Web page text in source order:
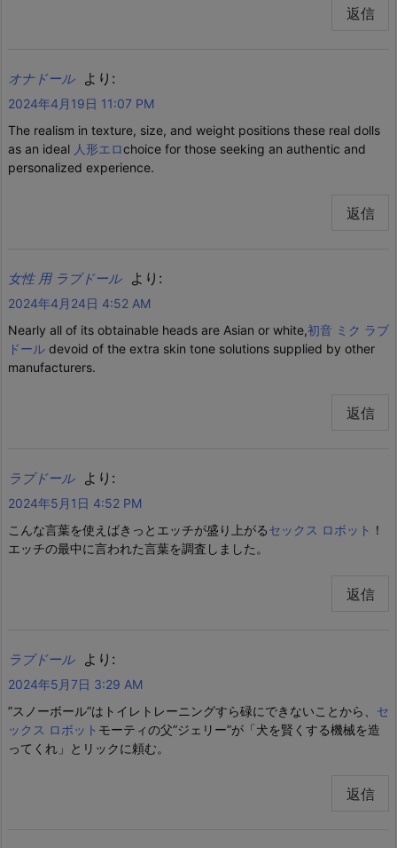
返信
オナドール より:
2024年4月19日 11:07 PM
The realism in texture, size, and weight positions these real dolls
as an ideal 人形エロchoice for those seeking an authentic and
personalized experience.
返信
女性 用 ラブドール より:
2024年4月24日 4:52 AM
Nearly all of its obtainable heads are Asian or white,初音 ミク ラブ
ドール devoid of the extra skin tone solutions supplied by other
manufacturers.
返信
ラブドール より:
2024年5月1日 4:52 PM
こんな言葉を使えばきっとエッチが盛り上がるセックス ロボット ！
エッチの最中に言われた言葉を調査しました。
返信
ラブドール より:
2024年5月7日 3:29 AM
”スノーボール”はトイレトレーニングすら碌にできないことから、 セ
ックス ロボット モーティの父”ジェリー”が「犬を賢くする機械を造
ってくれ」とリックに頼む。
返信